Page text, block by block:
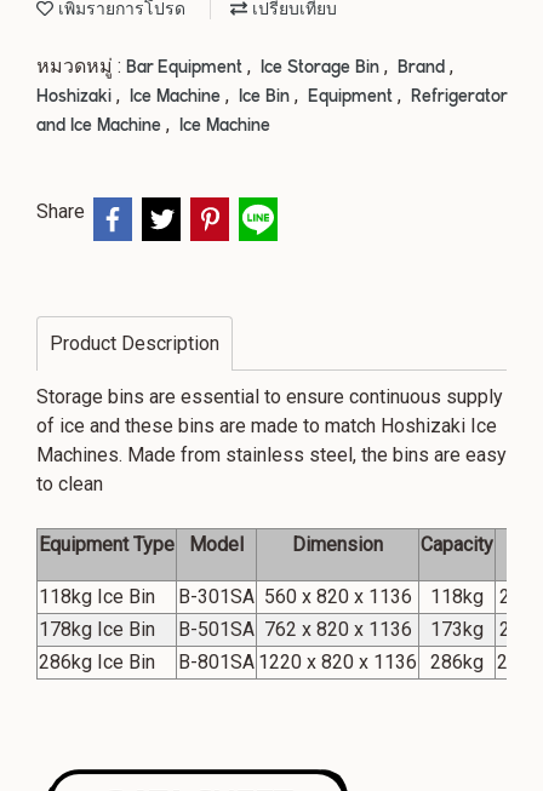
เพิ่มรายการโปรด เปรียบเทียบ
หมวดหมู่ : Bar Equipment , Ice Storage Bin , Brand ,
Hoshizaki , Ice Machine , Ice Bin , Equipment ,
Refrigerator
and Ice Machine , Ice Machine
Share
Product Description
Storage bins are essential to ensure continuous supply
of ice and these bins are made to match Hoshizaki Ice
Machines. Made from stainless steel, the bins are easy
to clean
Equipment Type Model Dimension Capacity
118kg Ice Bin B-301SA 560 x 820 x 1136 118kg
178kg Ice Bin
B-501SA 762 x 820 x 1136 173kg
286kg Ice Bin
B-801SA 1220 x 820 x 1136 286kg